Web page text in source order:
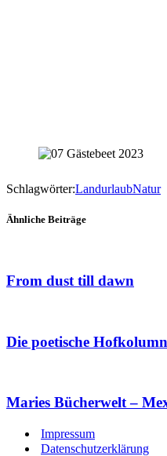
Schlagwörter:LandurlaubNatur
Ähnliche Beiträge
From dust till dawn
Die poetische
Maries Bücherwelt –
Impressum
Datenschutzerklärung